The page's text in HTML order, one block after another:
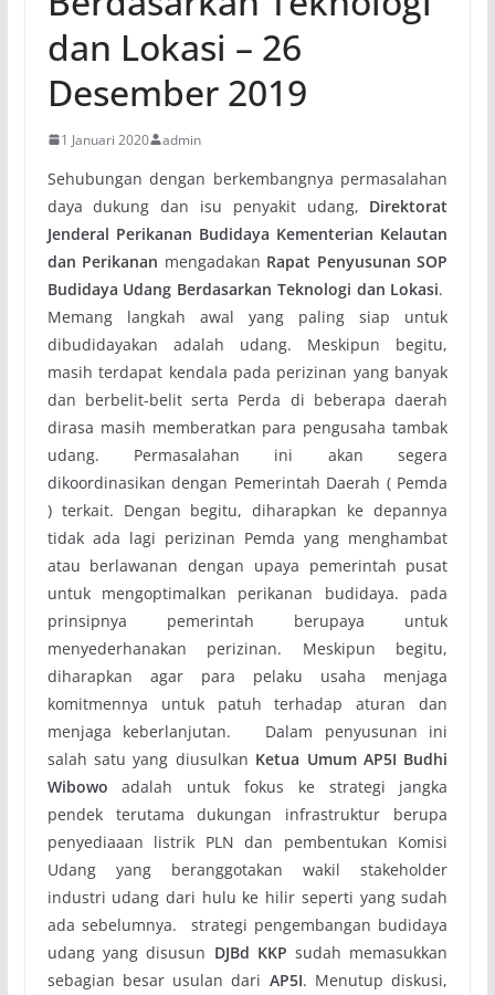
dan Lokasi – 26
Desember 2019
1 Januari 2020 admin
Sehubungan dengan berkembangnya permasalahan
daya dukung dan isu penyakit udang, Direktorat
Jenderal Perikanan Budidaya Kementerian Kelautan
dan Perikanan mengadakan Rapat Penyusunan SOP
Budidaya Udang Berdasarkan Teknologi dan Lokasi.
Memang langkah awal yang paling siap untuk
dibudidayakan adalah udang. Meskipun begitu,
masih terdapat kendala pada perizinan yang banyak
dan berbelit-belit serta Perda di beberapa daerah
dirasa masih memberatkan para pengusaha tambak
udang. Permasalahan ini akan segera
dikoordinasikan dengan Pemerintah Daerah ( Pemda
) terkait. Dengan begitu, diharapkan ke depannya
tidak ada lagi perizinan Pemda yang menghambat
atau berlawanan dengan upaya pemerintah pusat
untuk mengoptimalkan perikanan budidaya. pada
prinsipnya pemerintah berupaya untuk
menyederhanakan perizinan. Meskipun begitu,
diharapkan agar para pelaku usaha menjaga
komitmennya untuk patuh terhadap aturan dan
menjaga keberlanjutan. Dalam penyusunan ini
salah satu yang diusulkan Ketua Umum AP5I Budhi
Wibowo adalah untuk fokus ke strategi jangka
pendek terutama dukungan infrastruktur berupa
penyediaaan listrik PLN dan pembentukan Komisi
Udang yang beranggotakan wakil stakeholder
industri udang dari hulu ke hilir seperti yang sudah
ada sebelumnya. strategi pengembangan budidaya
udang yang disusun DJBd KKP sudah memasukkan
sebagian besar usulan dari AP5I. Menutup diskusi,